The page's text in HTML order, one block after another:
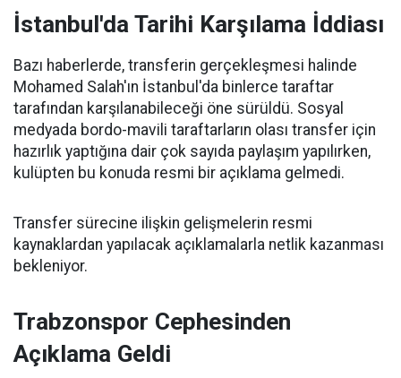
İstanbul'da Tarihi Karşılama İddiası
Bazı haberlerde, transferin gerçekleşmesi halinde
Mohamed Salah'ın İstanbul'da binlerce taraftar
tarafından karşılanabileceği öne sürüldü. Sosyal
medyada bordo-mavili taraftarların olası transfer için
hazırlık yaptığına dair çok sayıda paylaşım yapılırken,
kulüpten bu konuda resmi bir açıklama gelmedi.
Transfer sürecine ilişkin gelişmelerin resmi
kaynaklardan yapılacak açıklamalarla netlik kazanması
bekleniyor.
Trabzonspor Cephesinden
Açıklama Geldi